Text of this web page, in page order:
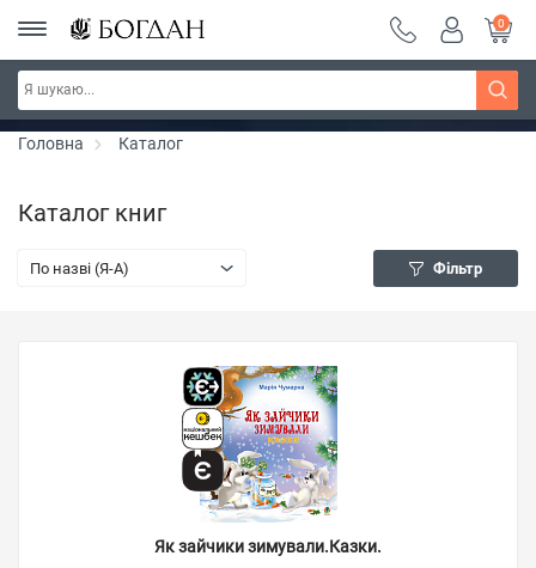
РОЗПРОДАЖ ~ 150 грн ~ 200 грн ~ 250 грн ~
300 грн ~ РОЗПРОДАЖ
Дізнатись більше
0
Головна Каталог
Каталог книг
По назві (Я-А) Фільтр
Як зайчики зимували.Казки.